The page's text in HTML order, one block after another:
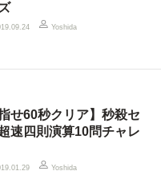
Yoshida
指せ60秒クリア】秒殺セ
速四則演算10問チャレ
Yoshida